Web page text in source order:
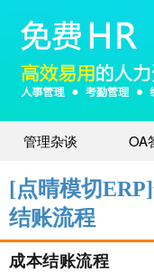
管理杂谈 OA
[点晴模切
结账流程
成本结账流程